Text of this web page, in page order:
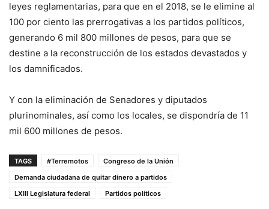
leyes reglamentarias, para que en el 2018, se le elimine al
100 por ciento las prerrogativas a los partidos políticos,
generando 6 mil 800 millones de pesos, para que se
destine a la reconstrucción de los estados devastados y
los damnificados.
Y con la eliminación de Senadores y diputados
plurinominales, así como los locales, se dispondría de 11
mil 600 millones de pesos.
TAGS #Terremotos
Congreso de la Unión
Demanda ciudadana de quitar dinero a partidos
LXIII Legislatura federal
Partidos políticos